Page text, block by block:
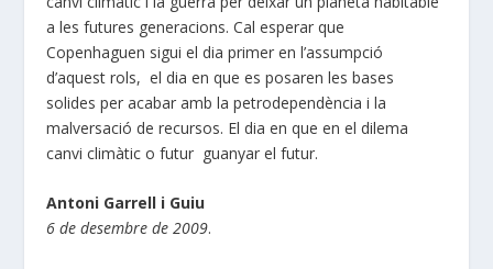
a les futures generacions. Cal esperar que
Copenhaguen sigui el dia primer en l’assumpció
d’aquest rols, el dia en que es posaren les bases
solides per acabar amb la petrodependència i la
malversació de recursos. El dia en que en el dilema
canvi climàtic o futur guanyar el futur.
Antoni Garrell i Guiu
6 de desembre de 2009.